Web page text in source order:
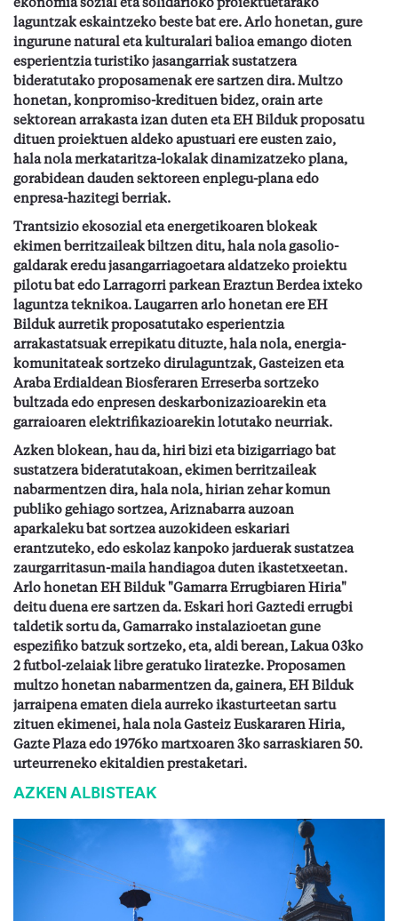
ekonomia sozial eta solidarioko proiektuetarako
laguntzak eskaintzeko beste bat ere. Arlo honetan, gure
ingurune natural eta kulturalari balioa emango dioten
esperientzia turistiko jasangarriak sustatzera
bideratutako proposamenak ere sartzen dira. Multzo
honetan, konpromiso-kredituen bidez, orain arte
sektorean arrakasta izan duten eta EH Bilduk proposatu
dituen proiektuen aldeko apustuari ere eusten zaio,
hala nola merkataritza-lokalak dinamizatzeko plana,
gorabidean dauden sektoreen enplegu-plana edo
enpresa-hazitegi berriak.
Trantsizio ekosozial eta energetikoaren blokeak
ekimen berritzaileak biltzen ditu, hala nola gasolio-
galdarak eredujasangarriagoetara aldatzeko proiektu
pilotu bat edo Larragorri parkean Eraztun Berdea ixteko
laguntza teknikoa. Laugarren arlo honetan ere EH
Bilduk aurretik proposatutako esperientzia
arrakastatsuak errepikatu dituzte, hala nola, energia-
komunitateak sortzeko dirulaguntzak, Gasteizen eta
Araba Erdialdean Biosferaren Erreserba sortzeko
bultzada edo enpresen deskarbonizazioarekin eta
garraioaren elektrifikazioarekin lotutako neurriak.
Azken blokean, hau da, hiri bizi etabizigarriago bat
sustatzera bideratutakoan, ekimen berritzaileak
nabarmentzen dira, hala nola, hirian zehar komun
publiko gehiago sortzea, Ariznabarra auzoan
aparkaleku bat sortzea auzokideen eskariari
erantzuteko, edo eskolaz kanpoko jarduerak sustatzea
zaurgarritasun-maila handiagoa duten ikastetxeetan.
Arlo honetan EH Bilduk "Gamarra Errugbiaren Hiria"
deitu duena ere sartzen da. Eskari hori Gaztedi errugbi
taldetik sortu da, Gamarrako instalazioetan gune
espezifiko batzuk sortzeko, eta, aldi berean, Lakua 03ko
2 futbol-zelaiak libre geratuko liratezke. Proposamen
multzo honetan nabarmentzen da, gainera, EH Bilduk
jarraipena ematen diela aurreko ikasturteetan sartu
zituen ekimenei, hala nola Gasteiz Euskararen Hiria,
Gazte Plaza edo 1976ko martxoaren 3ko sarraskiaren 50.
urteurreneko ekitaldien prestaketari.
AZKEN ALBISTEAK